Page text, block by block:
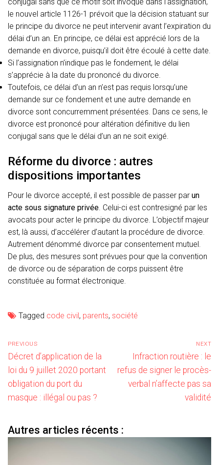
le nouvel article 1126-1 prévoit que la décision statuant sur
le principe du divorce ne peut intervenir avant l’expiration du
délai d’un an. En principe, ce délai est apprécié lors de la
demande en divorce, puisqu’il doit être écoulé à cette date.
Si l’assignation n’indique pas le fondement, le délai
s’apprécie à la date du prononcé du divorce.
Toutefois, ce délai d’un an n’est pas requis lorsqu’une
demande sur ce fondement et une autre demande en
divorce sont concurremment présentées. Dans ce sens, le
divorce est prononcé pour altération définitive du lien
conjugal sans que le délai d’un an ne soit exigé.
Réforme du divorce : autres
dispositions importantes
Pour le divorce accepté, il est possible de passer par un
acte sous signature privée. Celui-ci est contresigné par les
avocats pour acter le principe du divorce. L’objectif majeur
est, là aussi, d’accélérer d’autant la procédure de divorce.
Autrement dénommé divorce par consentement mutuel.
De plus, des mesures sont prévues pour que la convention
de divorce ou de séparation de corps puissent être
constituée au format électronique.
Tagged code civil, parents, société
Navigation
de
l’article
PREVIOUS
Previous
post:
Décret d’application de la
loi du 9 juillet 2020 portant
obligation du port du
masque : illégal ou pas ?
NEXT
Next
post:
Infraction routière : le
refus de signer le procès-
verbal n’affecte pas sa
validité
Autres articles récents :